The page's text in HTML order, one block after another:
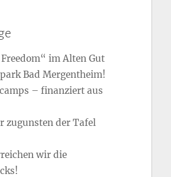
im Alten Gut
Bad Mergentheim!
– finanziert aus
zugunsten der Tafel
wir die